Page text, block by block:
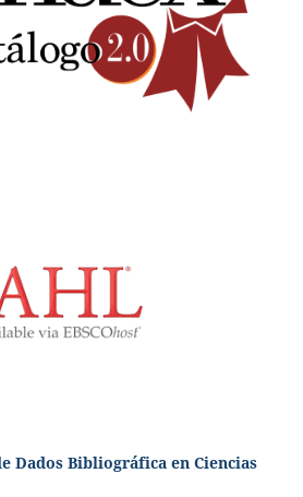
Dados Bibliográfica en Ciencias